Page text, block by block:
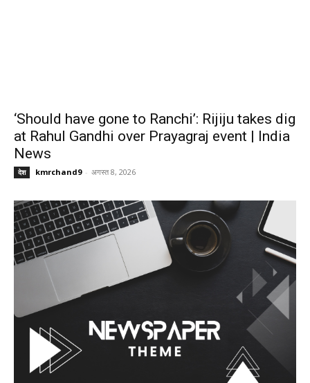
‘Should have gone to Ranchi’: Rijiju takes dig
at Rahul Gandhi over Prayagraj event | India
News
देश kmrchand9 - अगस्त 8, 2026